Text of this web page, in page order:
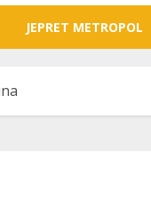
JEPRET METROPOL